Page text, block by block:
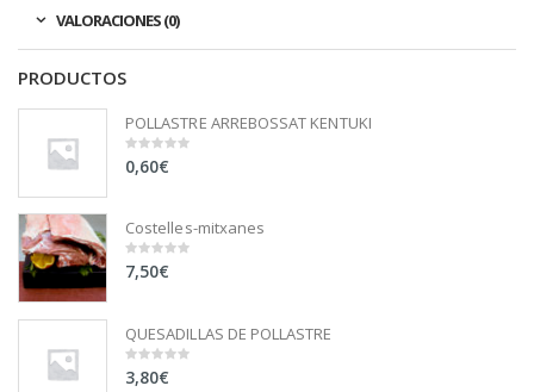
VALORACIONES (0)
PRODUCTOS
POLLASTRE ARREBOSSAT KENTUKI
0
out
0,60€
Costelles-mitxanes
0
out
7,50€
QUESADILLAS DE POLLASTRE
0
out
3,80€